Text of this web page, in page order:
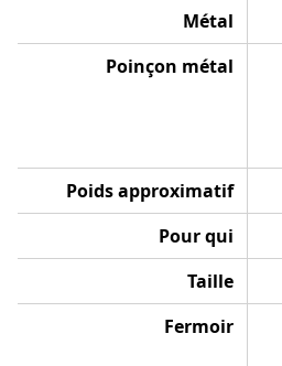
Métal
Poinçon métal
Poids approximatif
Pour qui
Taille
Fermoir